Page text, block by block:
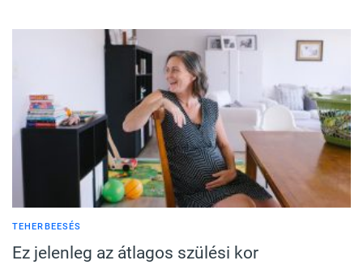
TEHERBEESÉS
Ez jelenleg az átlagos szülési kor